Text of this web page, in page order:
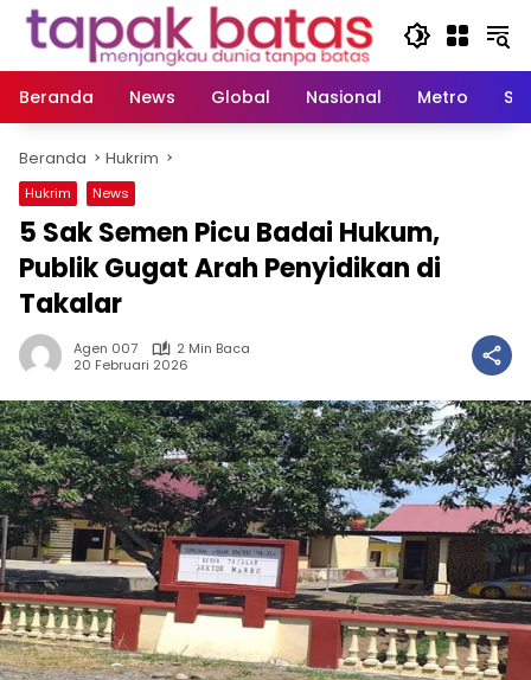
Langsung
Beranda
News Global Nasional Metro
Beranda Hukrim
Hukrim News
5 Sak Semen Picu Badai Hukum,
Publik Gugat Arah Penyidikan di
Takalar
Agen 007
2 Min Baca
20 Februari 2026